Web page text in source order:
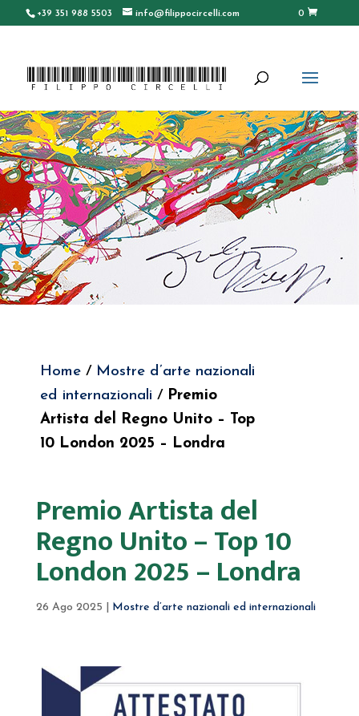
+39 351 988 5503 info@filippocircelli.com 0
Home/ Mostre d’arte nazionali
ed internazionali / Premio
Artista del Regno Unito – Top
10 London 2025 – Londra
Premio Artista del
Regno Unito – Top 10
London 2025 – Londra
26 Ago 2025 Mostre d’arte nazionali ed internazionali